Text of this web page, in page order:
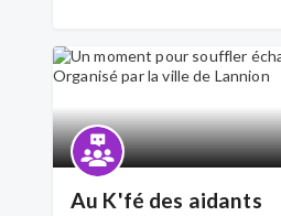
Au K'fé des aidants